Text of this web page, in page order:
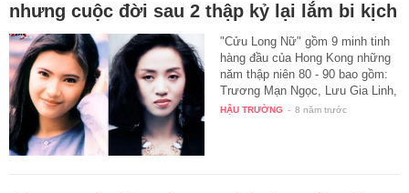
nhưng cuộc đời sau 2 thập kỷ lại lắm bi kịch
"Cửu Long Nữ" gồm 9 minh tinh
hàng đầu của Hong Kong những
năm thập niên 80 - 90 bao gồm:
Trương Mạn Ngọc, Lưu Gia Linh,
…
HẬU TRƯỜNG - 8 năm trước